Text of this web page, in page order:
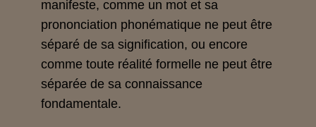
manifeste, comme un mot et sa
prononciation phonématique ne peut être
séparé de sa signification, ou encore
comme toute réalité formelle ne peut être
séparée de sa connaissance
fondamentale.